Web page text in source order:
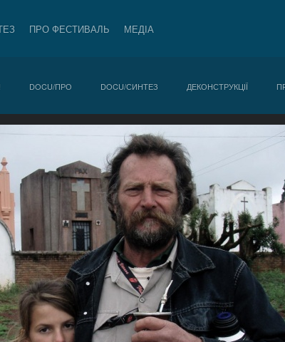
ПРО ФЕСТИВАЛЬ МЕДІА
DOCU/ПРО DOCU/СИНТЕЗ ДЕКОНСТРУКЦІЇ